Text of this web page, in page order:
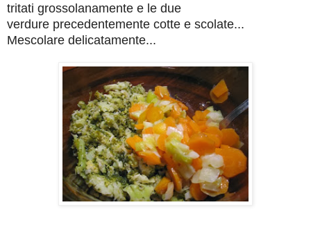
tritati grossolanamente e le due
verdure precedentemente cotte e scolate...
Mescolare delicatamente...